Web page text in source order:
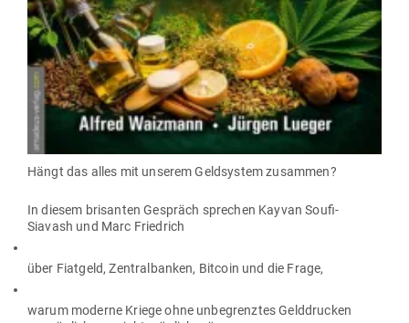
Hängt das alles mit unserem Geld­system zusammen?
In diesem bri­santen Gespräch sprechen Kayvan Soufi-
Siavash und Marc Friedrich
über Fiatgeld, Zen­tral­banken, Bitcoin und die Frage,
warum moderne Kriege ohne unbe­grenztes Geld­drucken